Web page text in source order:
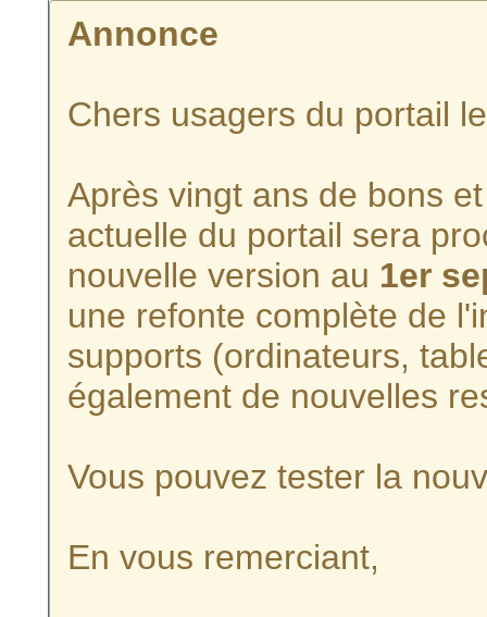
Annonce
Chers usagers du portail
Après vingt ans de bons
actuelle du portail sera
nouvelle version au 1er
une refonte complète de
supports (ordinateurs,
également de nouvelles
Vous pouvez tester la
En vous remerciant,